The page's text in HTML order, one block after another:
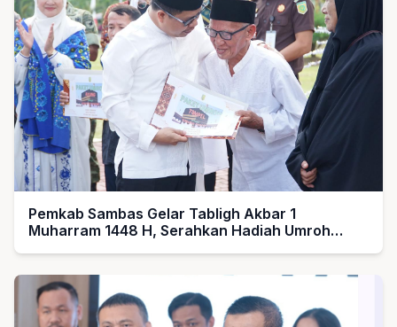
Pemkab Sambas Gelar Tabligh Akbar 1
Muharram 1448 H, Serahkan Hadiah Umroh